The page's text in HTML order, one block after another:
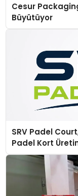
Cesur
Büyütüyor
SRV Padel
Padel Kort